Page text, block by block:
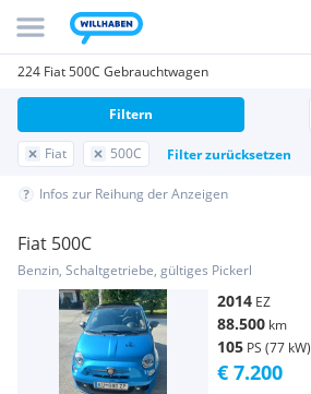
224 Fiat 500C Gebrauchtwagen
Fiat 500C Filter zurücksetzen
Filtern
Infos zur Reihung der Anzeigen
Fiat 500C
Benzin, Schaltgetriebe, gültiges Pickerl
2014 EZ
88.500 km
105 PS (77 kW)
€ 7.200